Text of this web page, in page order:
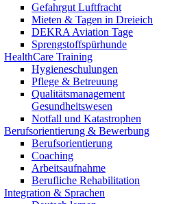
Gefahrgut Luftfracht
Mieten & Tagen in Dreieich
DEKRA Aviation Tage
Sprengstoffspürhunde
HealthCare Training
Hygieneschulungen
Pflege & Betreuung
Qualitätsmanagement
Gesundheitswesen
Notfall und Katastrophen
Berufsorientierung & Bewerbung
Berufsorientierung
Coaching
Arbeitsaufnahme
Berufliche Rehabilitation
Integration & Sprachen